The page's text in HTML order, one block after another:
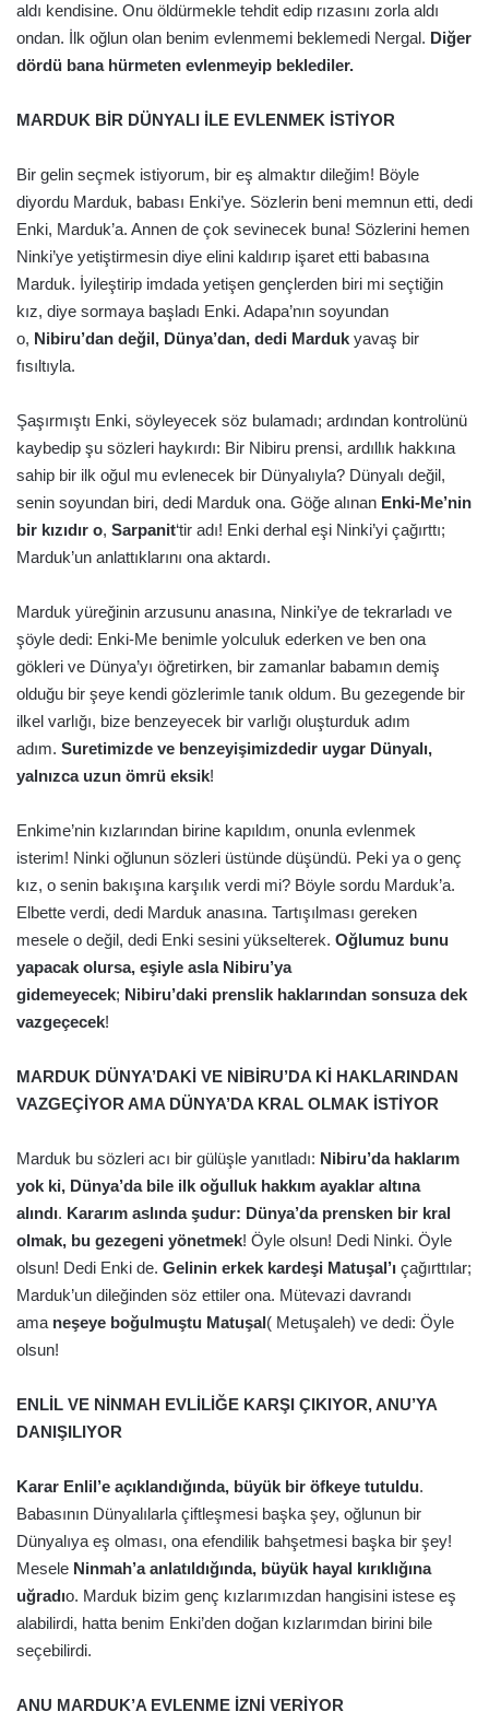
aldı kendisine. Onu öldürmekle tehdit edip rızasını zorla aldı
ondan. İlk oğlun olan benim evlenmemi beklemedi Nergal. Diğer
dördü bana hürmeten evlenmeyip beklediler.
MARDUK BİR DÜNYALI İLE EVLENMEK İSTİYOR
Bir gelin seçmek istiyorum, bir eş almaktır dileğim! Böyle
diyordu Marduk, babası Enki’ye. Sözlerin beni memnun etti, dedi
Enki, Marduk’a. Annen de çok sevinecek buna! Sözlerini hemen
Ninki’ye yetiştirmesin diye elini kaldırıp işaret etti babasına
Marduk. İyileştirip imdada yetişen gençlerden biri mi seçtiğin
kız, diye sormaya başladı Enki. Adapa’nın soyundan
o, Nibiru’dan değil, Dünya’dan, dedi Marduk yavaş bir
fısıltıyla.
Şaşırmıştı Enki, söyleyecek söz bulamadı; ardından kontrolünü
kaybedip şu sözleri haykırdı: Bir Nibiru prensi, ardıllık hakkına
sahip bir ilk oğul mu evlenecek bir Dünyalıyla? Dünyalı değil,
senin soyundan biri, dedi Marduk ona. Göğe alınan Enki-Me’nin
bir kızıdır o, Sarpanit‘tir adı! Enki derhal eşi Ninki’yi çağırttı;
Marduk’un anlattıklarını ona aktardı.
Marduk yüreğinin arzusunu anasına, Ninki’ye de tekrarladı ve
şöyle dedi: Enki-Me benimle yolculuk ederken ve ben ona
gökleri ve Dünya’yı öğretirken, bir zamanlar babamın demiş
olduğu bir şeye kendi gözlerimle tanık oldum. Bu gezegende bir
ilkel varlığı, bize benzeyecek bir varlığı oluşturduk adım
adım. Suretimizde ve benzeyişimizdedir uygar Dünyalı,
yalnızca uzun ömrü eksik!
Enkime’nin kızlarından birine kapıldım, onunla evlenmek
isterim! Ninki oğlunun sözleri üstünde düşündü. Peki ya o genç
kız, o senin bakışına karşılık verdi mi? Böyle sordu Marduk’a.
Elbette verdi, dedi Marduk anasına. Tartışılması gereken
mesele o değil, dedi Enki sesini yükselterek. Oğlumuz bunu
yapacak olursa, eşiyle asla Nibiru’ya
gidemeyecek; Nibiru’daki prenslik haklarından sonsuza dek
vazgeçecek!
MARDUK DÜNYA’DAKİ VE NİBİRU’DA Kİ HAKLARINDAN
VAZGEÇİYOR AMA DÜNYA’DA KRAL OLMAK İSTİYOR
Marduk bu sözleri acı bir gülüşle yanıtladı: Nibiru’da haklarım
yok ki, Dünya’da bile ilk oğulluk hakkım ayaklar altına
alındı. Kararım aslında şudur: Dünya’da prensken bir kral
olmak, bu gezegeni yönetmek! Öyle olsun! Dedi Ninki. Öyle
olsun! Dedi Enki de. Gelinin erkek kardeşi Matuşal’ı çağırttılar;
Marduk’un dileğinden söz ettiler ona. Mütevazi davrandı
ama neşeye boğulmuştu Matuşal( Metuşaleh) ve dedi: Öyle
olsun!
ENLİL VE NİNMAH EVLİLİĞE KARŞI ÇIKIYOR, ANU’YA
DANIŞILIYOR
Karar Enlil’e açıklandığında, büyük bir öfkeye tutuldu.
Babasının Dünyalılarla çiftleşmesi başka şey, oğlunun bir
Dünyalıya eş olması, ona efendilik bahşetmesi başka bir şey!
Mesele Ninmah’a anlatıldığında, büyük hayal kırıklığına
uğradıo. Marduk bizim genç kızlarımızdan hangisini istese eş
alabilirdi, hatta benim Enki’den doğan kızlarımdan birini bile
seçebilirdi.
ANU MARDUK’A EVLENME İZNİ VERİYOR